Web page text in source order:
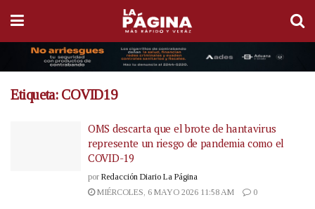
Etiqueta: COVID19
OMS descarta que el brote de hantavirus
represente un riesgo de pandemia como el
COVID-19
por Redacción Diario La Página
MIÉRCOLES, 6 MAYO 2026 11:58 AM
0